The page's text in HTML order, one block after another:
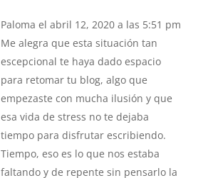
Paloma el abril 12, 2020 a las 5:51 pm
Me alegra que esta situación tan
escepcional te haya dado espacio
para retomar tu blog, algo que
empezaste con mucha ilusión y que
esa vida de stress no te dejaba
tiempo para disfrutar escribiendo.
Tiempo, eso es lo que nos estaba
faltando y de repente sin pensarlo la